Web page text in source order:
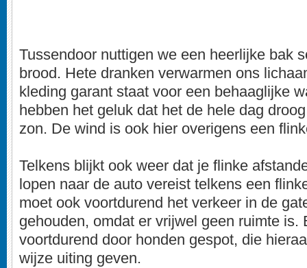
Tussendoor nuttigen we een heerlijke bak
brood. Hete dranken verwarmen ons
kleding garant staat voor een behaaglijke
hebben het geluk dat het de hele dag
zon. De wind is ook hier overigens een
Telkens blijkt ook weer dat je flinke
lopen naar de auto vereist telkens een
moet ook voortdurend het verkeer in de
gehouden, omdat er vrijwel geen ruimte is.
voortdurend door honden gespot, die
wijze uiting geven.